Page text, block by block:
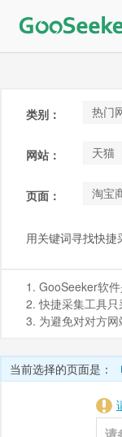
类别： 热门
论坛
网站： 天猫
阿里
页面： 淘宝
淘
用关键词寻找快捷
1. GooSeeker软
2. 快捷采集工具
3. 为避免对对方
当前选择的页面是：